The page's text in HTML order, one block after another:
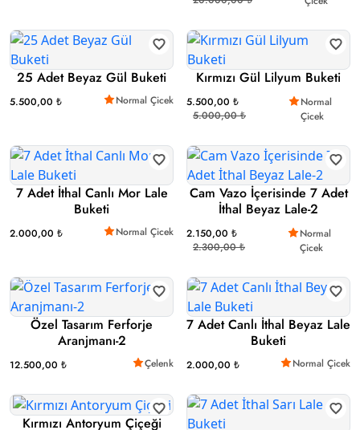
25 Adet Beyaz Gül Buketi
5.500,00 ₺ Normal Çicek
Kırmızı Gül Lilyum Buketi
5.500,00 ₺
5.000,00 ₺
Normal
Çicek
7 Adet İthal Canlı Mor Lale
Buketi
2.000,00 ₺ Normal Çicek
Cam Vazo İçerisinde 7 Adet
İthal Beyaz Lale-2
2.150,00 ₺
2.300,00 ₺
Normal
Çicek
Özel Tasarım Ferforje
Aranjmanı-2
12.500,00 ₺ Çelenk
7 Adet Canlı İthal Beyaz Lale
Buketi
2.000,00 ₺ Normal Çicek
Kırmızı Antoryum Çiçeği